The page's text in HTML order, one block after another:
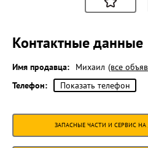
Контактные данные
Имя продавца: Михаил (все
Телефон:
Показать телефон
ЗАПАСНЫЕ ЧАСТИ И СЕРВИС